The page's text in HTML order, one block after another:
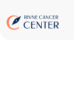
до
вмісту